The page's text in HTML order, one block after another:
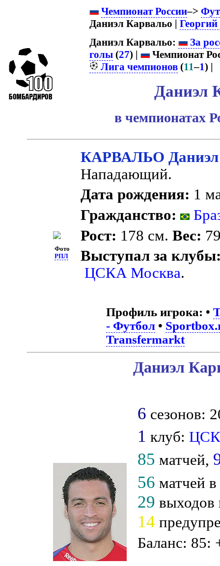
Чемпионат России–>
Даниэл Карвальо |
Даниэл Карвальо:
За
голы (27) |
Чемпионат
Лига чемпионов (11–1) |
Даниэл
в чемпионатах
Фото
РПЛ
КАРВАЛЬО Даниэл
Нападающий.
Дата рождения: 1
Гражданство:
Рост: 178 см.Вес:
Выступал за
ЦСКА Москва.
Профиль игрока: •
- Футбол•
Transfermarkt
Даниэл
6 сезонов:
1 клуб:
85 матчей,
56 матчей
29 выходов
14
Баланс: 85: